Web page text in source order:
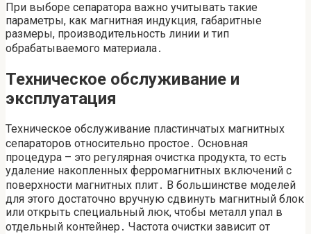
При выборе сепаратора важно учитывать такие
параметры, как магнитная индукция, габаритные
размеры, производительность линии и тип
обрабатываемого материала․
Техническое обслуживание и
эксплуатация
Техническое обслуживание пластинчатых магнитных
сепараторов относительно простое․ Основная
процедура – это регулярная очистка продукта, то есть
удаление накопленных ферромагнитных включений с
поверхности магнитных плит․ В большинстве моделей
для этого достаточно вручную сдвинуть магнитный блок
или открыть специальный люк, чтобы металл упал в
отдельный контейнер․ Частота очистки зависит от